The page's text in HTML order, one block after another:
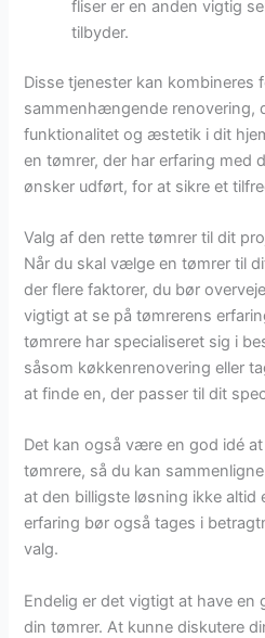
fliser er en anden vigtig
tilbyder.
Disse tjenester kan kombineres
sammenhængende renovering,
funktionalitet og æstetik i dit
en tømrer, der har erfaring med
ønsker udført, for at sikre et
Valg af den rette tømrer til dit
Når du skal vælge en tømrer til
der flere faktorer, du bør
vigtigt at se på tømrerens
tømrere har specialiseret sig i
såsom køkkenrenovering eller
at finde en, der passer til dit
Det kan også være en god idé
tømrere, så du kan
at den billigste løsning ikke altid
erfaring bør også tages i
valg.
Endelig er det vigtigt at have en
din tømrer. At kunne diskutere